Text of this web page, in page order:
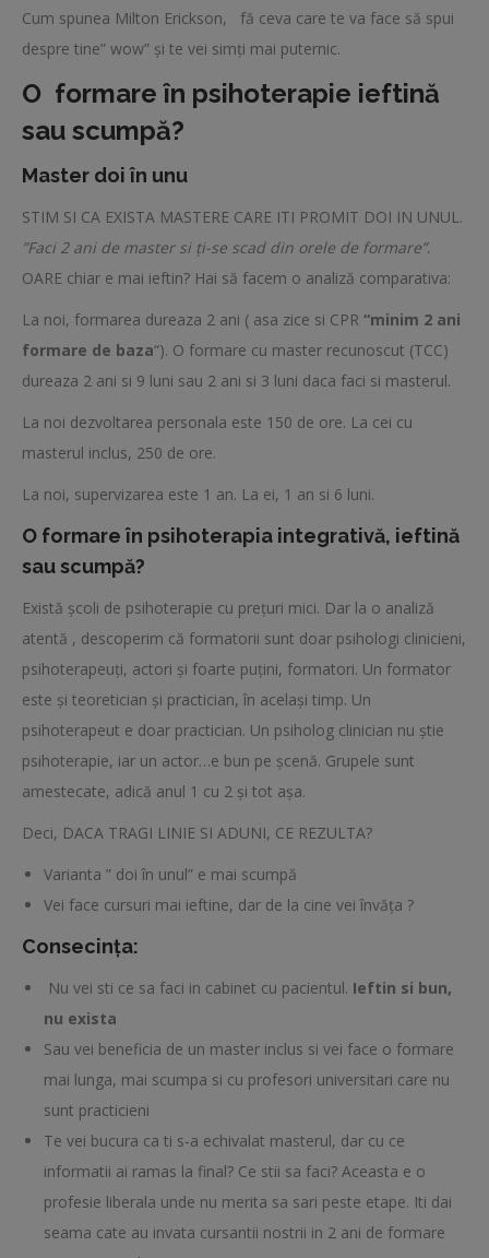
Cum spunea Milton Erickson, fă ceva care te va face să spui
despre tine” wow” și te vei simți mai puternic.
O formare în psihoterapie ieftină
sau scumpă?
Master doi în unu
STIM SI CA EXISTA MASTERE CARE ITI PROMIT DOI IN UNUL.
”Faci 2 ani de master si ți-se scad din orele de formare”.
OARE chiar e mai ieftin? Hai să facem o analiză comparativa:
La noi, formarea dureaza 2 ani ( asa zice si CPR “minim 2 ani
formare de baza“). O formare cu master recunoscut (TCC)
dureaza 2 ani si 9 luni sau 2 ani si 3 luni daca faci si masterul.
La noi dezvoltarea personala este 150 de ore. La cei cu
masterul inclus, 250 de ore.
La noi, supervizarea este 1 an. La ei, 1 an si 6 luni.
O formare în psihoterapia integrativă, ieftină
sau scumpă?
Există școli de psihoterapie cu prețuri mici. Dar la o analiză
atentă , descoperim că formatorii sunt doar psihologi clinicieni,
psihoterapeuți, actori și foarte puțini, formatori. Un formator
este și teoretician și practician, în același timp. Un
psihoterapeut e doar practician. Un psiholog clinician nu știe
psihoterapie, iar un actor…e bun pe șcenă. Grupele sunt
amestecate, adică anul 1 cu 2 și tot așa.
Deci, DACA TRAGI LINIE SI ADUNI, CE REZULTA?
Varianta ” doi în unul” e mai scumpă
Vei face cursuri mai ieftine, dar de la cine vei învăța ?
Consecința:
Nu vei sti ce sa faci in cabinet cu pacientul. Ieftin si bun,
nu exista
Sau vei beneficia de un master inclus si vei face o formare
mai lunga, mai scumpa si cu profesori universitari care nu
sunt practicieni
Te vei bucura ca ti s-a echivalat masterul, dar cu ce
informatii ai ramas la final? Ce stii sa faci? Aceasta e o
profesie liberala unde nu merita sa sari peste etape. Iti dai
seama cate au invata cursantii nostrii in 2 ani de formare